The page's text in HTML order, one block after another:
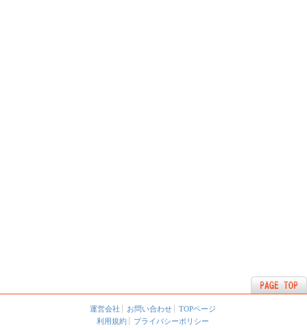
運営会社 お問い合わせ
TOPページ
利用規約
プライバシーポリシー